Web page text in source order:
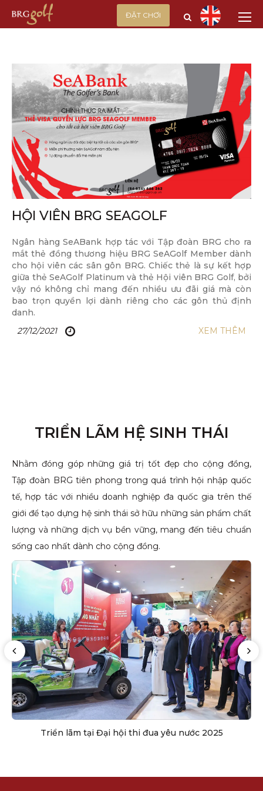
ĐẶT CHƠI
HỘI VIÊN BRG SEAGOLF
Ngân hàng SeABank hợp tác với Tập đoàn BRG cho ra
mắt thẻ đồng thương hiệu BRG SeAGolf Member dành
cho hội viên các sân gôn BRG. Chiếc thẻ là sự kết hợp
giữa thẻ SeAGolf Platinum và thẻ Hội viên BRG Golf, bởi
vậy nó không chỉ mang đến nhiều ưu đãi giá mà còn
bao trọn quyền lợi dành riêng cho các gôn thủ định
danh.
27/12/2021
XEM THÊM
TRIỂN LÃM HỆ SINH THÁI
Nhằm đóng góp những giá trị tốt đẹp cho cộng đồng,
Tập đoàn BRG tiên phong trong quá trình hội nhập quốc
tế, hợp tác với nhiều doanh nghiệp đa quốc gia trên thế
giới để tạo dựng hệ sinh thái sở hữu những sản phẩm chất
lượng và những dịch vụ bền vững, mang đến tiêu chuẩn
sống cao nhất dành cho cộng đồng.
Triển lãm tại Đại hội thi đua yêu nước 2025